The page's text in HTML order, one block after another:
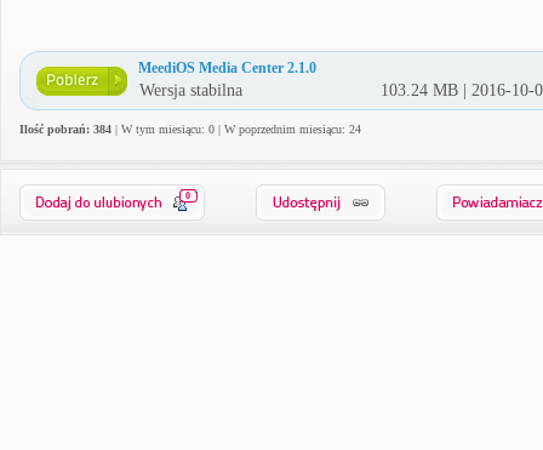
MeediOS Media Center 2.1.0
Wersja stabilna 103.24 MB | 2016-10-
Ilość pobrań: 384 | W tym miesiącu: 0 | W poprzednim miesiącu: 24
0